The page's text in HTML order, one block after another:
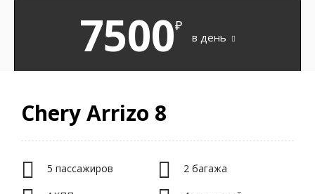
7500₽
в день
Chery Arrizo 8
5 пассажиров 2 багажа